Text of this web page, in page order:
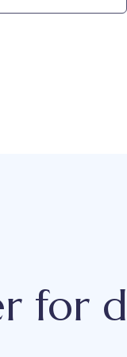
for